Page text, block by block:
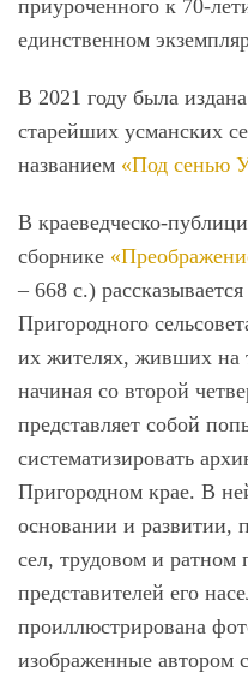
приуроченного к 70-
единственном
В 2021 году была
старейших усманских
названием «Под сенью
В краеведческо-
сборнике
– 668 с.)
Пригородного
их жителях, живших на
начиная со второй
представляет собой
систематизировать
Пригородном крае. В
основании и развитии,
сел, трудовом и ратном
представителей его
проиллюстрирована
изображенные автором